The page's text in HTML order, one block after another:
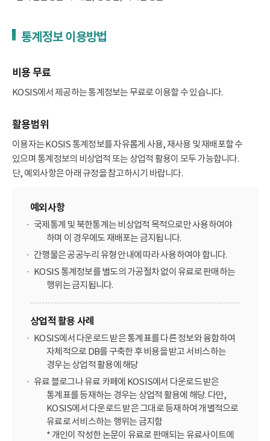
통계정보 이용방법
비용 무료
KOSIS에서 제공하는 통계정보는 무료로 이용할 수 있습니다.
활용범위
이용자는 KOSIS 통계정보를 자유롭게 사용, 재사용 및 재배포할 수
있으며 통계정보의 비상업적 또는 상업적 활용이 모두 가능합니다.
단, 예외사항은 아래 규정을 참고하시기 바랍니다.
예외사항
국제통계 및 북한통계는 비상업적 목적으로만 사용하여야
하며 이 경우에도 재배포는 금지됩니다.
간행물은 공공누리 유형 안내에 따라 사용하여야 합니다.
KOSIS 통계정보를 별도의 가공절차 없이 유료로 판매하는
행위는 금지됩니다.
상업적 활용 사례
KOSIS에서 다운로드 받은 통계표를 다른 정보와 융합하여
자체적으로 DB를 구축한 후 비용을 받고 서비스하는
경우는 상업적 활용에 해당
유료 블로그나 유료 카페에 KOSIS에서 다운로드 받은
통계표를 등재하는 경우는 상업적 활용에 해당. 다만,
KOSIS에서 다운로드 받은 그대로 등재하여 개별적으로
유료로 서비스하는 행위는 금지함
* 개인이 작성한 논문이 유료로 판매되는 유료사이트에